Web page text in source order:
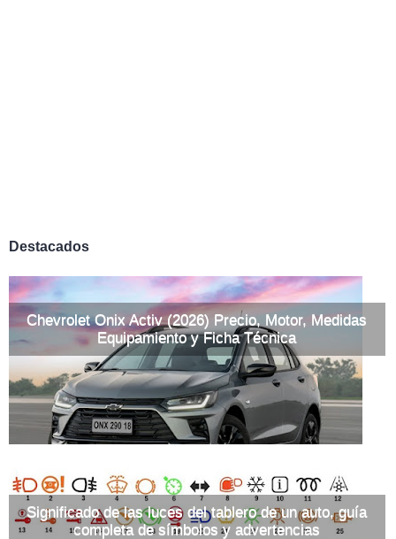
Destacados
Chevrolet Onix Activ (2026) Precio, Motor, Medidas
Equipamiento y Ficha Técnica
Significado de las luces del tablero de un auto, guía
completa de símbolos y advertencias